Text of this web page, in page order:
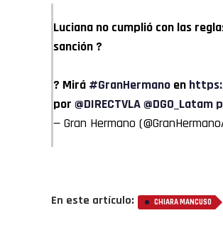
Luciana no cumplió con las
sanción ?
? Mirá #GranHermano en
por @DIRECTVLA@DGO_Latam
— Gran Hermano
En este artículo: CHIARA MANCUSO